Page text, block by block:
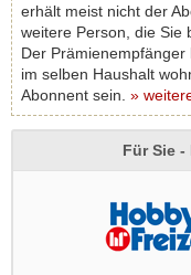
erhält meist nicht der
weitere Person, die Sie
Der
im selben Haushalt
Abonnent sein. »
Für Sie -